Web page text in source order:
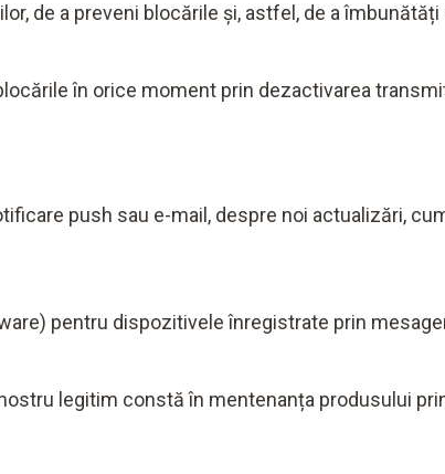
de a preveni blocările și, astfel, de a
în orice moment prin dezactivarea
push sau e-mail, despre noi actualizări,
pentru dispozitivele înregistrate prin
legitim constă în mentenanța produsului